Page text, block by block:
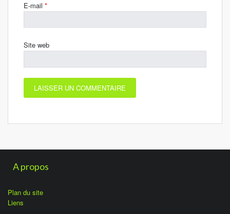
E-mail *
Site web
A propos
Plan du site
Liens